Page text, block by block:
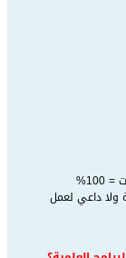
ولا داعي لعمل